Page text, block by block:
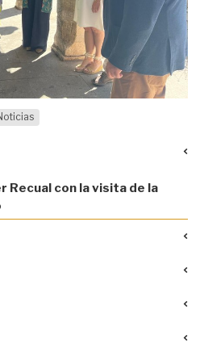
Recual con la visita de la